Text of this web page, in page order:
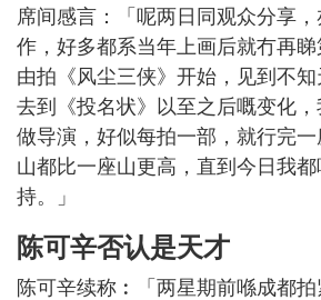
席间感言：「呢两日同观众分享
作，好多都系当年上画后就冇再
由拍《风尘三侠》开始，见到不知
去到《投名状》以至之后嘅变化
做导演，好似每拍一部，就行完
山都比一座山更高，直到今日我
持。」
陈可辛否认是天才
陈可辛续称︰「两星期前喺成都